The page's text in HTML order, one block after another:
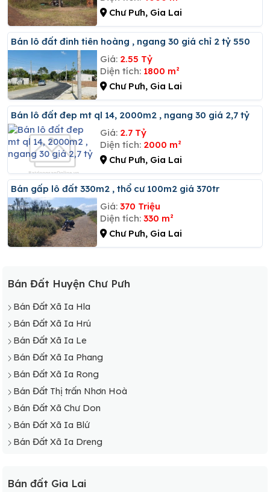
Chư Pưh, Gia Lai
Bán lô đất đinh tiên hoàng , ngang 30 giá chỉ 2 tỷ 550
Giá: 2.55 Tỷ
Diện tích: 1800 m²
Chư Pưh, Gia Lai
Bán lô đất đep mt ql 14, 2000m2 , ngang 30 giá 2,7 tỷ
Giá: 2.7 Tỷ
Diện tích: 2000 m²
Chư Pưh, Gia Lai
Bán gấp lô đất 330m2 , thổ cư 100m2 giá 370tr
Giá: 370 Triệu
Diện tích: 330 m²
Chư Pưh, Gia Lai
Bán Đất Huyện Chư Pưh
Bán Đất Xã Ia Hla
Bán Đất Xã Ia Hrú
Bán Đất Xã Ia Le
Bán Đất Xã Ia Phang
Bán Đất Xã Ia Rong
Bán Đất Thị trấn Nhơn Hoà
Bán Đất Xã Chư Don
Bán Đất Xã Ia Blứ
Bán Đất Xã Ia Dreng
Bán đất Gia Lai